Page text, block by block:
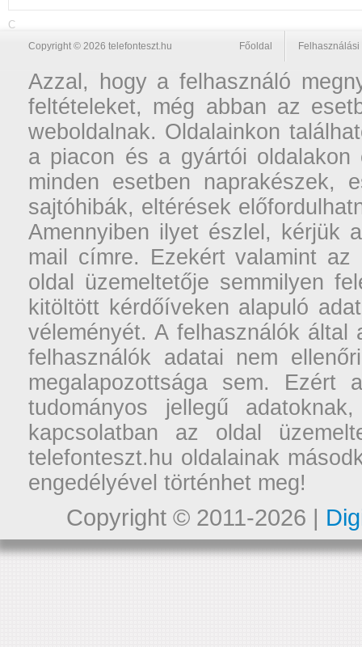
C
Copyright © 2026 telefonteszt.hu Főoldal
Azzal, hogy a felhasználó
feltételeket, még abban az
weboldalnak. Oldalainkon
a piacon és a gyártói oldalakon
minden esetben naprakészek,
sajtóhibák, eltérések
Amennyiben ilyet észlel, kérjük
mail címre. Ezekért valamint
oldal üzemeltetője semmilyen
kitöltött kérdőíveken alapuló
véleményét. A felhasználók
felhasználók adatai nem
megalapozottsága sem. Ezért
tudományos jellegű
kapcsolatban az oldal
telefonteszt.hu oldalainak
engedélyével történhet meg!
Copyright © 2011-2026 |